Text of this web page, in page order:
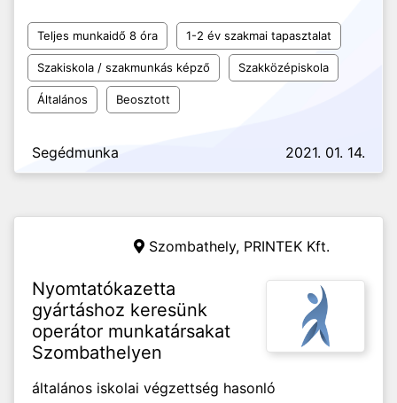
Teljes munkaidő 8 óra 1-2 év szakmai tapasztalat
Szakiskola / szakmunkás képző Szakközépiskola
Általános Beosztott
Segédmunka 2021. 01. 14.
Szombathely, PRINTEK Kft.
Nyomtatókazetta
gyártáshoz keresünk
operátor munkatársakat
Szombathelyen
általános iskolai végzettség hasonló